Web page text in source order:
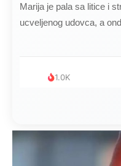
Kad se Marin suprug
mijenjala: Jedno jutro je
999